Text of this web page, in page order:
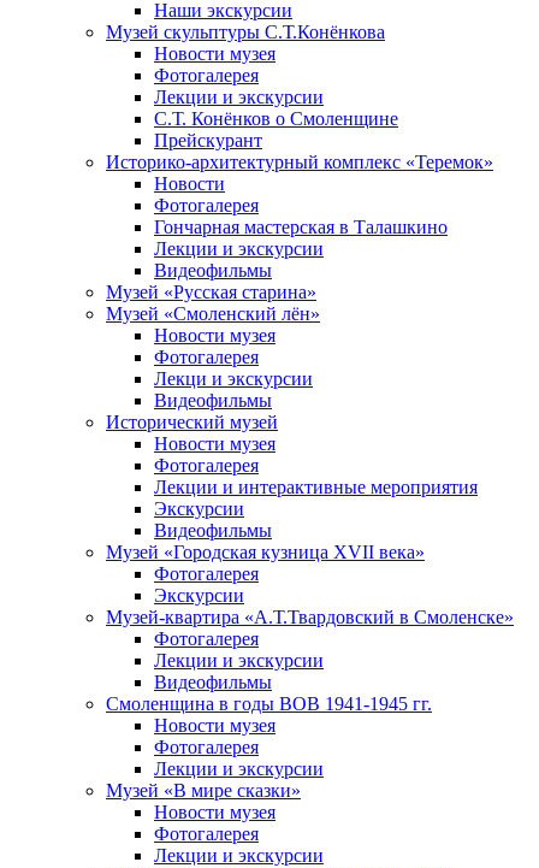
Наши экскурсии
Музей скульптуры С.Т.Конёнкова
Новости музея
Фотогалерея
Лекции и экскурсии
С.Т. Конёнков о Смоленщине
Прейскурант
Историко-архитектурный комплекс «Теремок»
Новости
Фотогалерея
Гончарная мастерская в Талашкино
Лекции и экскурсии
Видеофильмы
Музей «Русская старина»
Музей «Смоленский лён»
Новости музея
Фотогалерея
Лекци и экскурсии
Видеофильмы
Исторический музей
Новости музея
Фотогалерея
Лекции и интерактивные мероприятия
Экскурсии
Видеофильмы
Музей «Городская кузница XVII века»
Фотогалерея
Экскурсии
Музей-квартира «А.Т.Твардовский в Смоленске»
Фотогалерея
Лекции и экскурсии
Видеофильмы
Смоленщина в годы ВОВ 1941-1945 гг.
Новости музея
Фотогалерея
Лекции и экскурсии
Музей «В мире сказки»
Новости музея
Фотогалерея
Лекции и экскурсии